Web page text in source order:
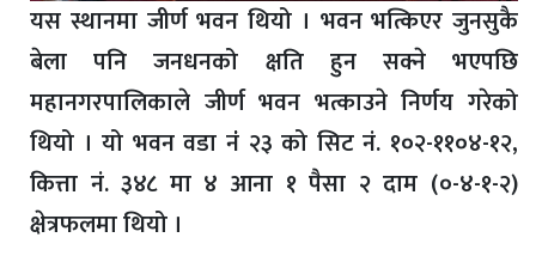
यस स्थानमा जीर्ण भवन थियो । भवन भत्किएर जुनसुकै
बेला पनि जनधनको क्षति हुन सक्ने भएपछि
महानगरपालिकाले जीर्ण भवन भत्काउने निर्णय गरेको
थियो । यो भवन वडा नंं २३ को सिट नं. १०२-११०४-१२,
कित्ता नं. ३४८ मा ४ आना १ पैसा २ दाम (०-४-१-२)
क्षेत्रफलमा थियो ।